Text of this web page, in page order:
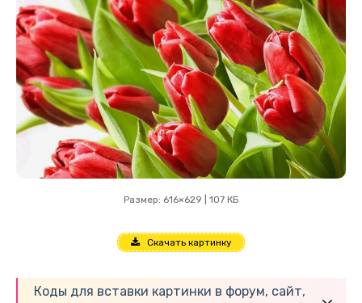
Размер: 616×629 | 107 КБ
Скачать картинку
Коды для вставки картинки в форум, сайт,